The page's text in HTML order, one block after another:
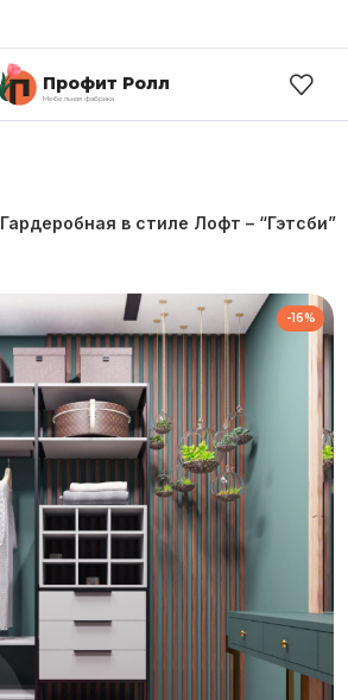
Профит Ролл
Мебельная фабрика
Гардеробная в стиле Лофт – “Гэтсби”
-16%